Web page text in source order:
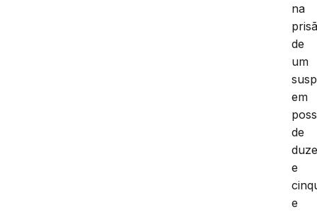
na
de
um
em
de
e
e